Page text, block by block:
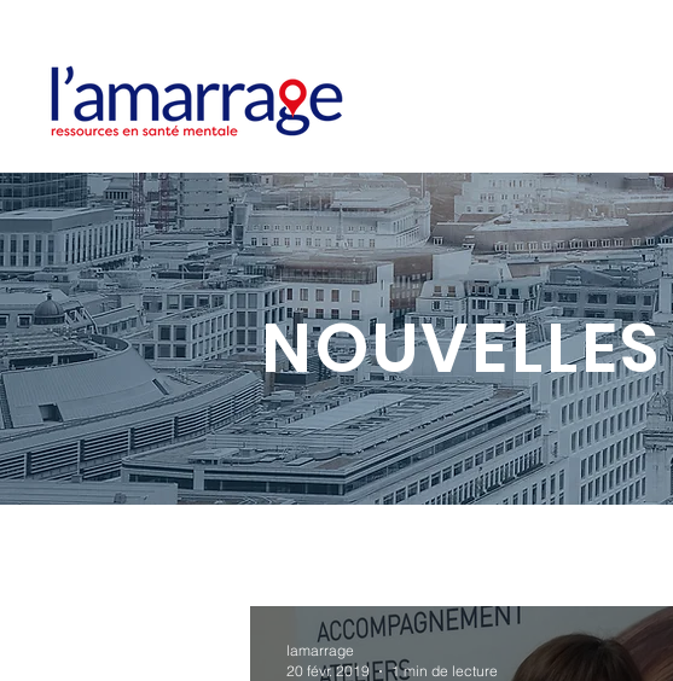
NOUVELLES
lamarrage
20 févr. 2019
1 min de lecture